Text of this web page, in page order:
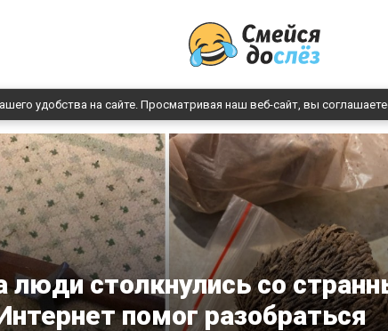
удобства на сайте. Просматривая наш веб-сайт, вы
люди столкнулись со
помог разобраться